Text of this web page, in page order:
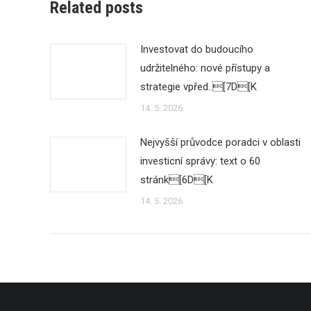
Related posts
Investovat do budoucího
udržitelného: nové přístupy a
strategie vpřed..[7D[K
14. 5. 2026
Nejvyšší průvodce poradci v oblasti
investicní správy: text o 60
stránk[6D[K
14. 5. 2026